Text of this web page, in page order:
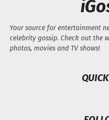
Your source for entertainment
celebrity gossip. Check out the
photos, movies and TV shows!